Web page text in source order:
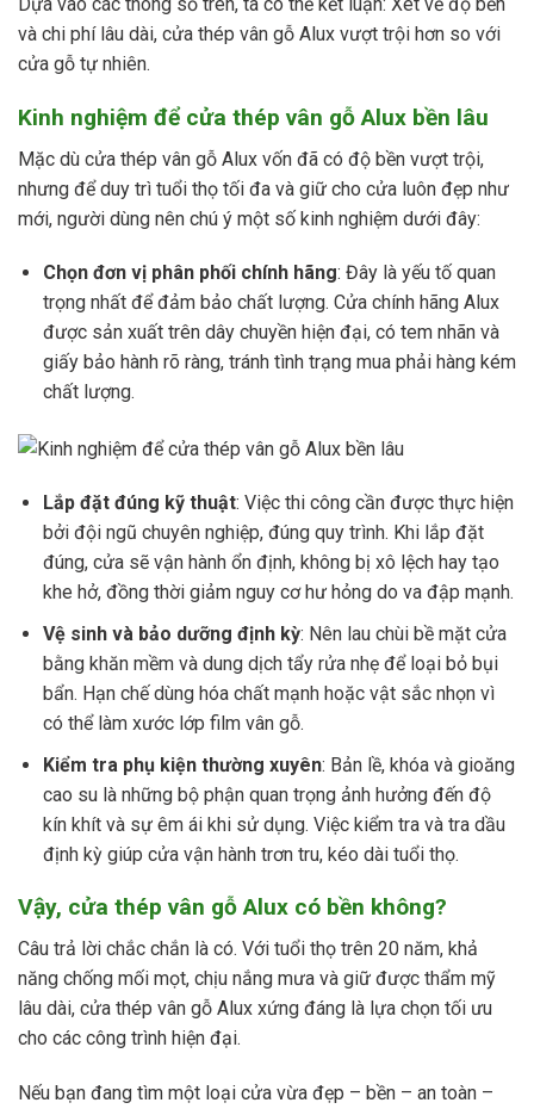
và chi phí lâu dài, cửa thép vân gỗ Alux vượt trội hơn so với
cửa gỗ tự nhiên.
Kinh nghiệm để cửa thép vân gỗ Alux bền lâu
Mặc dù cửa thép vân gỗ Alux vốn đã có độ bền vượt trội,
nhưng để duy trì tuổi thọ tối đa và giữ cho cửa luôn đẹp như
mới, người dùng nên chú ý một số kinh nghiệm dưới đây:
Chọn đơn vị phân phối chính hãng: Đây là yếu tố quan
trọng nhất để đảm bảo chất lượng. Cửa chính hãng Alux
được sản xuất trên dây chuyền hiện đại, có tem nhãn và
giấy bảo hành rõ ràng, tránh tình trạng mua phải hàng kém
chất lượng.
Lắp đặt đúng kỹ thuật: Việc thi công cần được thực hiện
bởi đội ngũ chuyên nghiệp, đúng quy trình. Khi lắp đặt
đúng, cửa sẽ vận hành ổn định, không bị xô lệch hay tạo
khe hở, đồng thời giảm nguy cơ hư hỏng do va đập mạnh.
Vệ sinh và bảo dưỡng định kỳ: Nên lau chùi bề mặt cửa
bằng khăn mềm và dung dịch tẩy rửa nhẹ để loại bỏ bụi
bẩn. Hạn chế dùng hóa chất mạnh hoặc vật sắc nhọn vì
có thể làm xước lớp film vân gỗ.
Kiểm tra phụ kiện thường xuyên: Bản lề, khóa và gioăng
cao su là những bộ phận quan trọng ảnh hưởng đến độ
kín khít và sự êm ái khi sử dụng. Việc kiểm tra và tra dầu
định kỳ giúp cửa vận hành trơn tru, kéo dài tuổi thọ.
Vậy, cửa thép vân gỗ Alux có bền không?
Câu trả lời chắc chắn là có. Với tuổi thọ trên 20 năm, khả
năng chống mối mọt, chịu nắng mưa và giữ được thẩm mỹ
lâu dài, cửa thép vân gỗ Alux xứng đáng là lựa chọn tối ưu
cho các công trình hiện đại.
Nếu bạn đang tìm một loại cửa vừa đẹp – bền – an toàn –